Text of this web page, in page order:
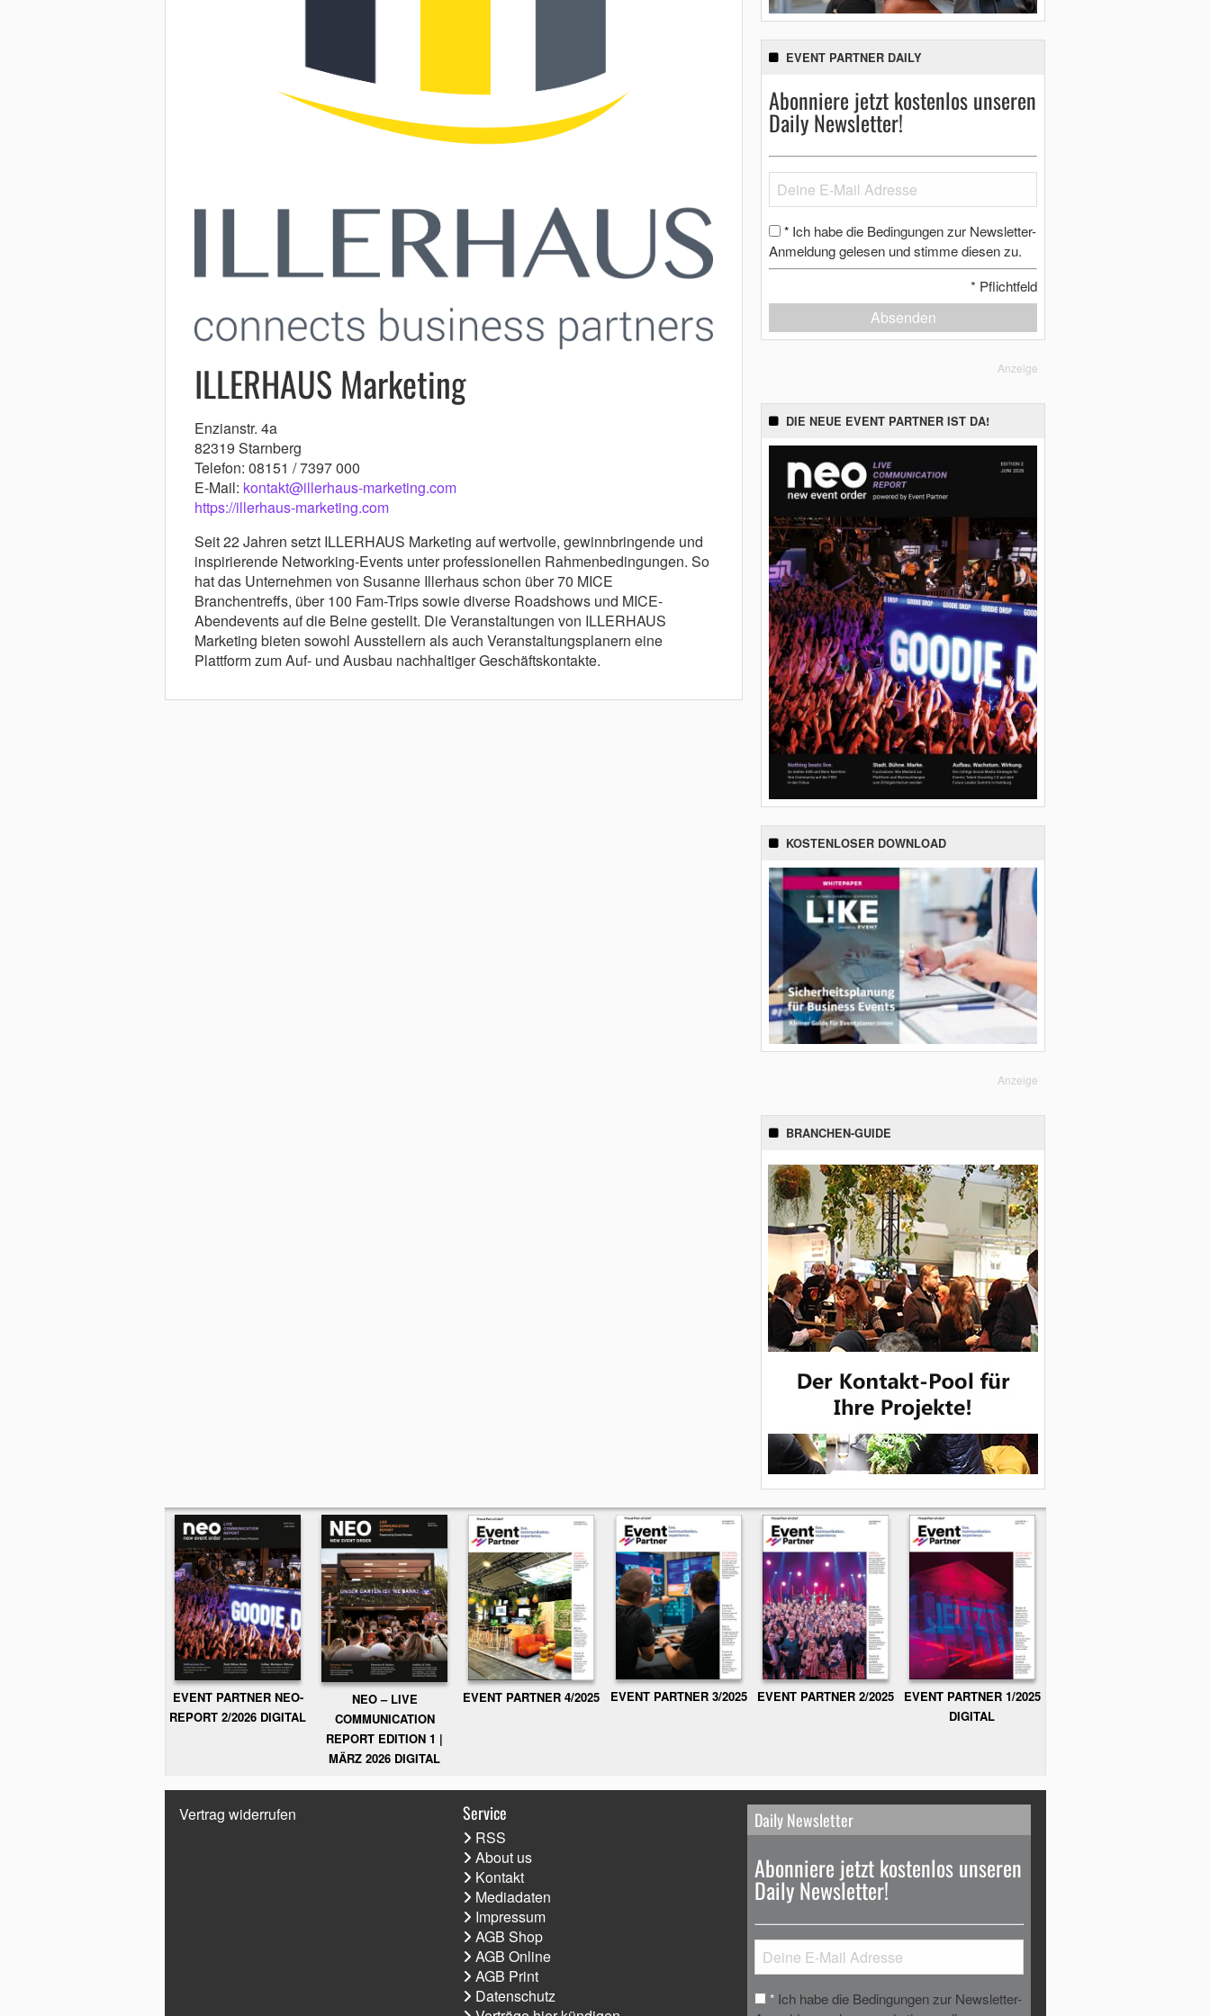
ILLERHAUS Marketing
Enzianstr. 4a
82319 Starnberg
Telefon: 08151 / 7397 000
E-Mail: kontakt@illerhaus-marketing.com
https://illerhaus-marketing.com
Seit 22 Jahren setzt ILLERHAUS Marketing auf wertvolle, gewinnbringende und
inspirierende Networking-Events unter professionellen Rahmenbedingungen. So
hat das Unternehmen von Susanne Illerhaus schon über 70 MICE
Branchentreffs, über 100 Fam-Trips sowie diverse Roadshows und MICE-
Abendevents auf die Beine gestellt. Die Veranstaltungen von ILLERHAUS
Marketing bieten sowohl Ausstellern als auch Veranstaltungsplanern eine
Plattform zum Auf- und Ausbau nachhaltiger Geschäftskontakte.
EVENT PARTNER DAILY
Abonniere jetzt kostenlos unseren
Daily Newsletter!
* Ich habe die Bedingungen zur Newsletter-
Anmeldung gelesen und stimme diesen zu.
* Pflichtfeld
Absenden
Anzeige
DIE NEUE EVENT PARTNER IST DA!
KOSTENLOSER DOWNLOAD
Anzeige
BRANCHEN-GUIDE
EVENT PARTNER NEO-
REPORT 2/2026 DIGITAL
NEO – LIVE
COMMUNICATION
REPORT EDITION 1 |
MÄRZ 2026 DIGITAL
EVENT PARTNER 4/2025 EVENT PARTNER 3/2025 EVENT PARTNER 2/2025
EVENT PARTNER 1/2025
DIGITAL
Vertrag widerrufen Service
RSS
About us
Kontakt
Mediadaten
Impressum
AGB Shop
AGB Online
AGB Print
Datenschutz
Daily Newsletter
Abonniere jetzt kostenlos unseren
Daily Newsletter!
* Ich habe die Bedingungen zur Newsletter-